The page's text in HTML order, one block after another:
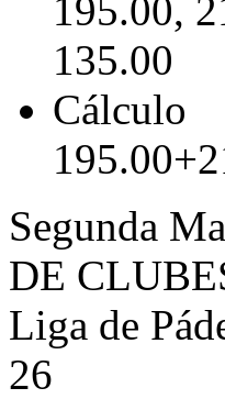
195.00,
135.00
Cálculo
Segunda
DE
Liga de
26